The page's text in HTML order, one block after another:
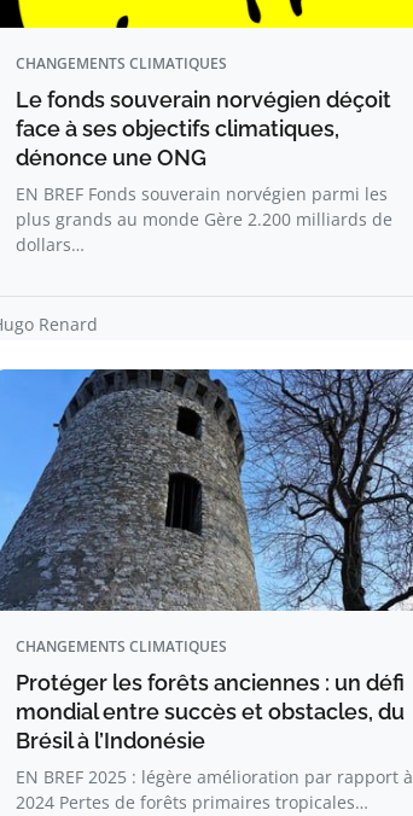
CHANGEMENTS CLIMATIQUES
Le fonds souverain norvégien déçoit
face à ses objectifs climatiques,
dénonce une ONG
EN BREF Fonds souverain norvégien parmi les
plus grands au monde Gère 2.200 milliards de
dollars…
Renard
CHANGEMENTS CLIMATIQUES
Protéger les forêts anciennes : un défi
mondial entre succès et obstacles, du
Brésil à l’Indonésie
EN BREF 2025 : légère amélioration par rapport à
2024 Pertes de forêts primaires tropicales…